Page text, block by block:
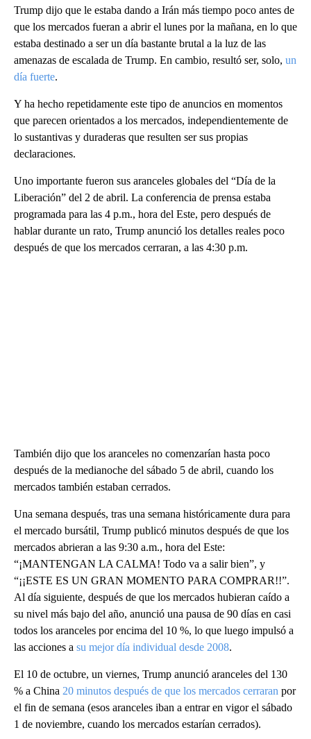
Trump dijo que le estaba dando a Irán más tiempo poco antes de
que los mercados fueran a abrir el lunes por la mañana, en lo que
estaba destinado a ser un día bastante brutal a la luz de las
amenazas de escalada de Trump. En cambio, resultó ser, solo, un
día fuerte.
Y ha hecho repetidamente este tipo de anuncios en momentos
que parecen orientados a los mercados, independientemente de
lo sustantivas y duraderas que resulten ser sus propias
declaraciones.
Uno importante fueron sus aranceles globales del “Día de la
Liberación” del 2 de abril. La conferencia de prensa estaba
programada para las 4 p.m., hora del Este, pero después de
hablar durante un rato, Trump anunció los detalles reales poco
después de que los mercados cerraran, a las 4:30 p.m.
También dijo que los aranceles no comenzarían hasta poco
después de la medianoche del sábado 5 de abril, cuando los
mercados también estaban cerrados.
Una semana después, tras una semana históricamente dura para
el mercado bursátil, Trump publicó minutos después de que los
mercados abrieran a las 9:30 a.m., hora del Este:
“¡MANTENGAN LA CALMA! Todo va a salir bien”, y
“¡¡ESTE ES UN GRAN MOMENTO PARA COMPRAR!!”.
Al día siguiente, después de que los mercados hubieran caído a
su nivel más bajo del año, anunció una pausa de 90 días en casi
todos los aranceles por encima del 10 %, lo que luego impulsó a
las acciones a su mejor día individual desde 2008.
El 10 de octubre, un viernes, Trump anunció aranceles del 130
% a China 20 minutos después de que los mercados cerraran por
el fin de semana (esos aranceles iban a entrar en vigor el sábado
1 de noviembre, cuando los mercados estarían cerrados).